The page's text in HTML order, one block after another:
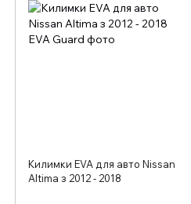
Килимки EVA для авто Nissan
Altima з 2012 - 2018